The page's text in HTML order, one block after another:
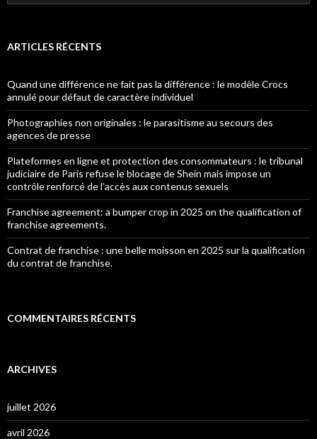
ARTICLES RÉCENTS
Quand une différence ne fait pas la différence : le modèle Crocs
annulé pour défaut de caractère individuel
Photographies non originales : le parasitisme au secours des
agences de presse
Plateformes en ligne et protection des consommateurs : le tribunal
judiciaire de Paris refuse le blocage de Shein mais impose un
contrôle renforcé de l’accès aux contenus sexuels
Franchise agreement: a bumper crop in 2025 on the qualification of
franchise agreements.
Contrat de franchise : une belle moisson en 2025 sur la qualification
du contrat de franchise.
COMMENTAIRES RÉCENTS
ARCHIVES
juillet 2026
avril 2026